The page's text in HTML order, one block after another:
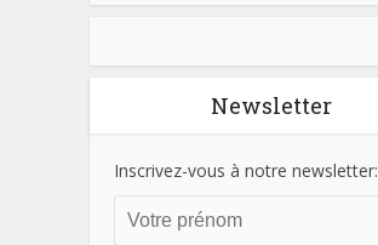
Newsletter
Inscrivez-vous à notre newsletter: